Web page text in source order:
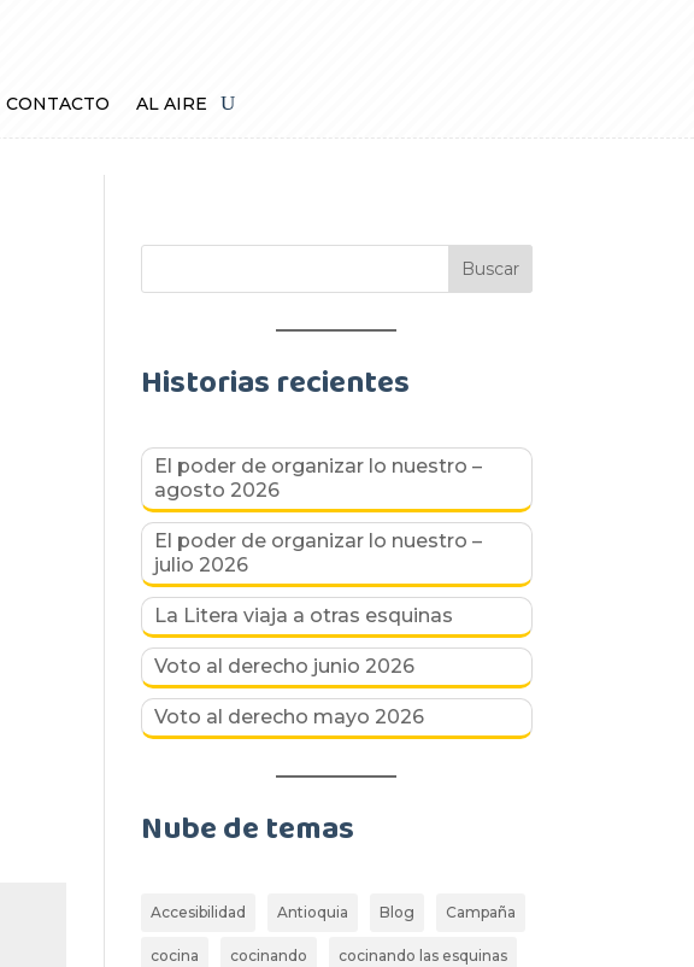
CONTACTO AL AIRE
Historias recientes
El poder de organizar lo nuestro –
agosto 2026
El poder de organizar lo nuestro –
julio 2026
La Litera viaja a otras esquinas
Voto al derecho junio 2026
Voto al derecho mayo 2026
Nube de temas
Accesibilidad Antioquia Blog Campaña
cocina cocinando cocinando las esquinas